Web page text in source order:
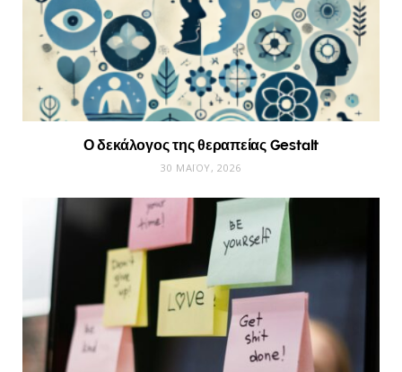
Ο δεκάλογος της θεραπείας Gestalt
30 ΜΑΪ́ΟΥ, 2026